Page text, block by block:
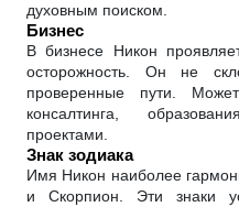
духовным поиском.
Бизнес
В бизнесе Никон
осторожность. Он не
проверенные пути.
консалтинга,
проектами.
Знак зодиака
Имя Никон наиболее
и Скорпион. Эти знаки